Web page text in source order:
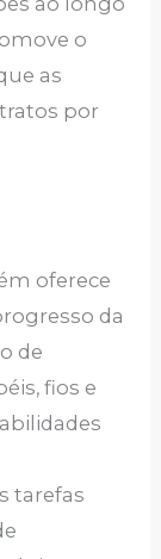
o
as
por
oferece
da
de
fios e
tarefas